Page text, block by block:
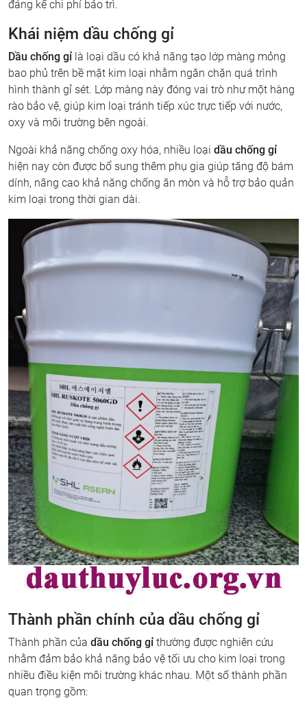
đáng kể chi phí bảo trì.
Khái niệm dầu chống gỉ
Dầu chống gỉ là loại dầu có khả năng tạo lớp màng mỏng
bao phủ trên bề mặt kim loại nhằm ngăn chặn quá trình
hình thành gỉ sét. Lớp màng này đóng vai trò như một hàng
rào bảo vệ, giúp kim loại tránh tiếp xúc trực tiếp với nước,
oxy và môi trường bên ngoài.
Ngoài khả năng chống oxy hóa, nhiều loại dầu chống gỉ
hiện nay còn được bổ sung thêm phụ gia giúp tăng độ bám
dính, nâng cao khả năng chống ăn mòn và hỗ trợ bảo quản
kim loại trong thời gian dài.
Thành phần chính của dầu chống gỉ
Thành phần của dầu chống gỉ thường được nghiên cứu
nhằm đảm bảo khả năng bảo vệ tối ưu cho kim loại trong
nhiều điều kiện môi trường khác nhau. Một số thành phần
quan trọng gồm: